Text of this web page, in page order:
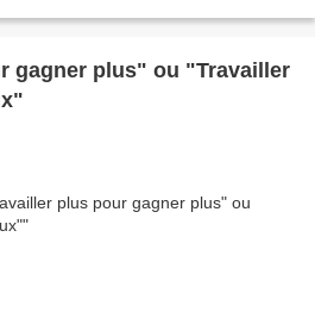
gagner plus" ou "Travailler